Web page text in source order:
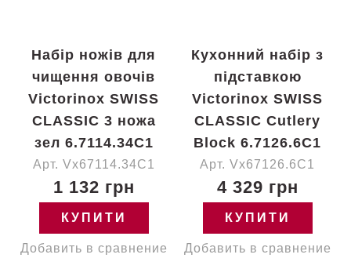
Набір ножів для
чищення овочів
Victorinox SWISS
CLASSIC 3 ножа
зел 6.7114.34C1
Арт. Vx67114.34C1
1 132 грн
КУПИТИ
Добавить в сравнение
Кухонний набір з
підставкою
Victorinox SWISS
CLASSIC Cutlery
Block 6.7126.6C1
Арт. Vx67126.6C1
4 329 грн
КУПИТИ
Добавить в сравнение